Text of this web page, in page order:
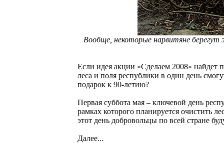
Вообще, некоторые нарвитяне берегут
Если идея акции «Сделаем 2008» найдет
леса и поля республики в один день
подарок к 90-летию?
Первая суббота мая – ключевой день
рамках которого планируется очистить
этот день добровольцы по всей стране
Далее...